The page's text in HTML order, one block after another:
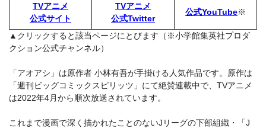
TVアニメ
公式サイト
TVアニメ
公式Twitter
公式YouTube※
▲クリックすると該当ページにとびます（※小学館集英社プロダ
クション公式チャンネル）
「アオアシ」は原作者 小林有吾が手掛ける人気作品です。原作は
「週刊ビッグコミックスピリッツ」にて絶賛連載中で、TVアニメ
は2022年4月から順次放送されています。
これまで漫画で深く描かれたことのないJリーグの下部組織・「J